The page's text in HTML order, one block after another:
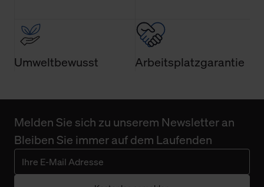
Umweltbewusst Arbeitsplatzgarantie
Melden Sie sich zu unserem Newsletter an
Bleiben Sie immer auf dem Laufenden